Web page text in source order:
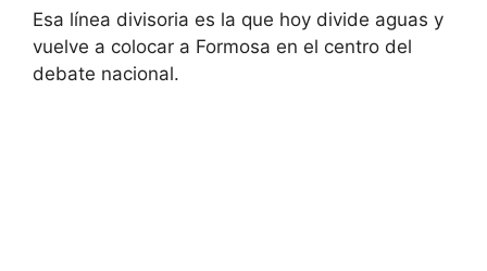
Esa línea divisoria es la que hoy divide aguas y
vuelve a colocar a Formosa en el centro del
debate nacional.